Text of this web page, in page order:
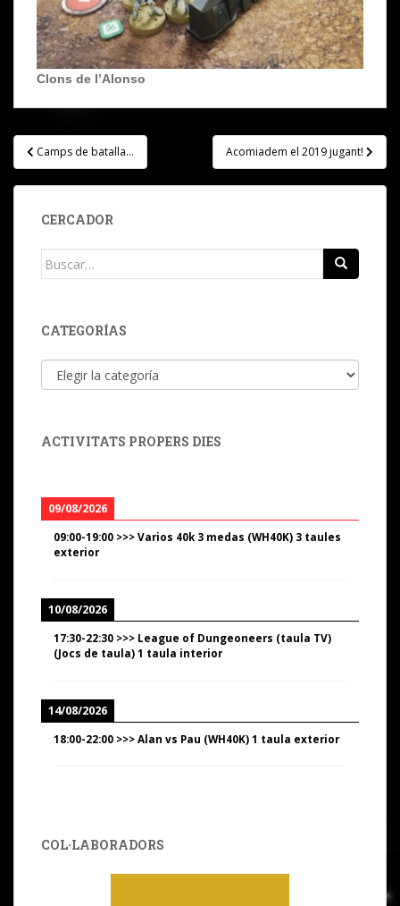
Clons de l’Alonso
Navegación
de
entradas
Camps de batalla… Acomiadem el 2019 jugant!
CERCADOR
Buscar:
CATEGORÍAS
Categorías
ACTIVITATS PROPERS DIES
09/08/2026
09:00-19:00 >>>Varios 40k 3 medas (WH40K) 3 taules
exterior
10/08/2026
17:30-22:30 >>> League of Dungeoneers (taula TV)
(Jocs de taula) 1 taula interior
14/08/2026
18:00-22:00 >>>Alan vs Pau (WH40K) 1 taula exterior
COL·LABORADORS